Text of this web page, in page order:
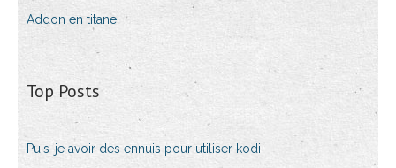
Addon en titane
Top Posts
Puis-je avoir des ennuis pour utiliser kodi